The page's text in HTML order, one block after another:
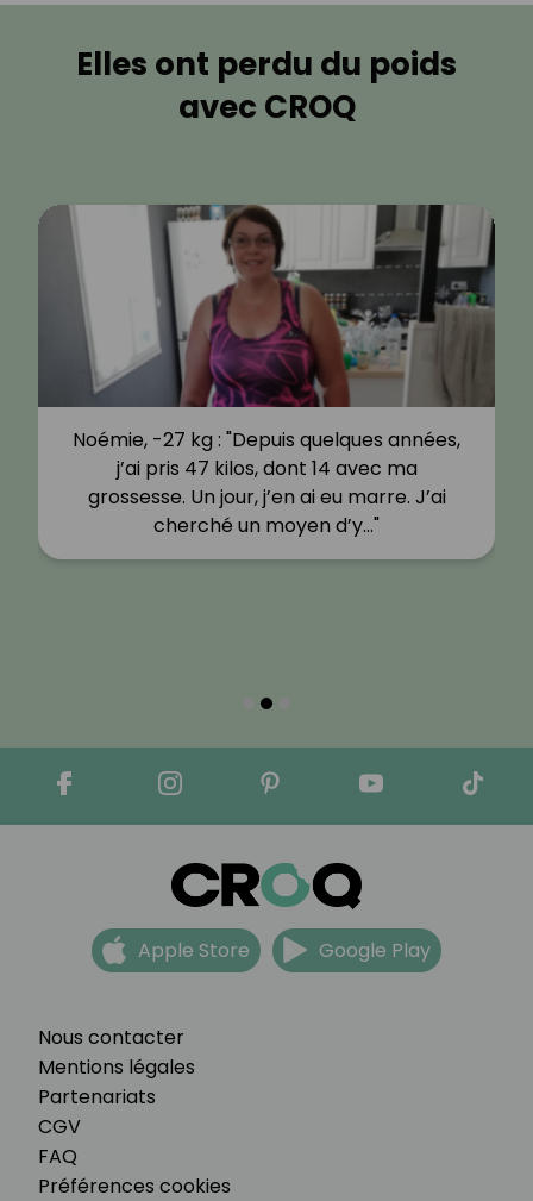
Elles ont perdu du poids
avec CROQ
Noémie, -27 kg : "Depuis quelques années,
j’ai pris 47 kilos, dont 14 avec ma
grossesse. Un jour, j’en ai eu marre. J’ai
cherché un moyen d’y…"
Nous contacter
Mentions légales
Partenariats
CGV
FAQ
Préférences cookies
Apple Store Google Play